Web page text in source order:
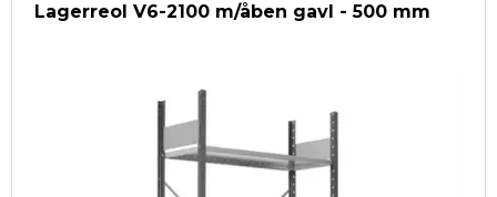
Lagerreol V6-2100 m/åben gavl - 500 mm